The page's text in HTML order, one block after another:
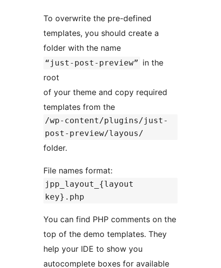
To overwrite the pre-defined
templates, you should create a
folder with the name
“just-post-preview” in the
root
of your theme and copy required
templates from the
/wp-content/plugins/just-
post-preview/layous/
folder.
File names format:
jpp_layout_{layout
key}.php
You can find PHP comments on the
top of the demo templates. They
help your IDE to show you
autocomplete boxes for available